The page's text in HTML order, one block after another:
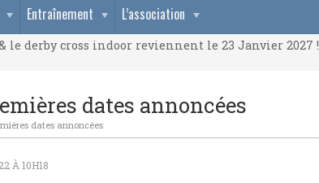
Entraînement
L’association
le derby cross indoor reviennent le 23 Janvier 2027 !
le derby cross indoor reviennent le 23 Janvier 2027 !
dates annoncées
dates annoncées
À 10H18